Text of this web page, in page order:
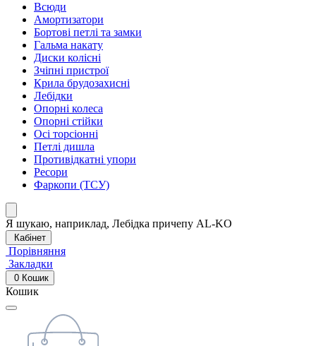
Всюди
Амортизатори
Бортові петлі та замки
Гальма накату
Диски колісні
Зчіпні пристрої
Крила брудозахисні
Лебідки
Опорні колеса
Опорні стійки
Осі торсіонні
Петлі дишла
Противідкатні упори
Ресори
Фаркопи (ТСУ)
Я шукаю, наприклад, Лебідка причепу AL-KO
Кабінет
Порівняння
Закладки
0 Кошик
Кошик